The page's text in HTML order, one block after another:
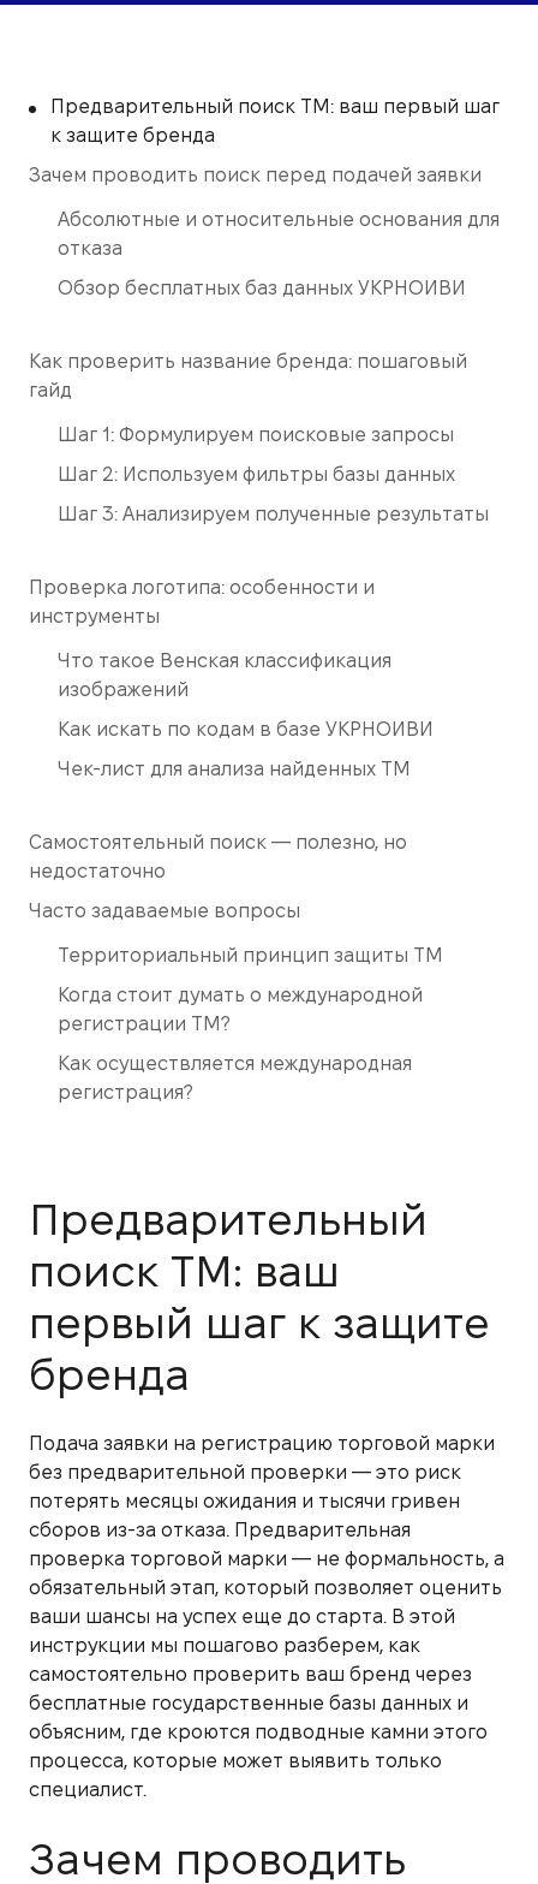
Предварительный поиск ТМ: ваш первый шаг
к защите бренда
Зачем проводить поиск перед подачей заявки
Абсолютные и относительные основания для
отказа
Обзор бесплатных баз данных УКРНОИВИ
Как проверить название бренда: пошаговый
гайд
Шаг 1: Формулируем поисковые запросы
Шаг 2: Используем фильтры базы данных
Шаг 3: Анализируем полученные результаты
Проверка логотипа: особенности и
инструменты
Что такое Венская классификация
изображений
Как искать по кодам в базе УКРНОИВИ
Чек-лист для анализа найденных ТМ
Самостоятельный поиск — полезно, но
недостаточно
Часто задаваемые вопросы
Территориальный принцип защиты ТМ
Когда стоит думать о международной
регистрации ТМ?
Как осуществляется международная
регистрация?
Предварительный
поиск ТМ: ваш
первый шаг к защите
бренда
Подача заявки на регистрацию торговой марки
без предварительной проверки — это риск
потерять месяцы ожидания и тысячи гривен
сборов из-за отказа. Предварительная
проверка торговой марки — не формальность, а
обязательный этап, который позволяет оценить
ваши шансы на успех еще до старта. В этой
инструкции мы пошагово разберем, как
самостоятельно проверить ваш бренд через
бесплатные государственные базы данных и
объясним, где кроются подводные камни этого
процесса, которые может выявить только
специалист.
Зачем проводить